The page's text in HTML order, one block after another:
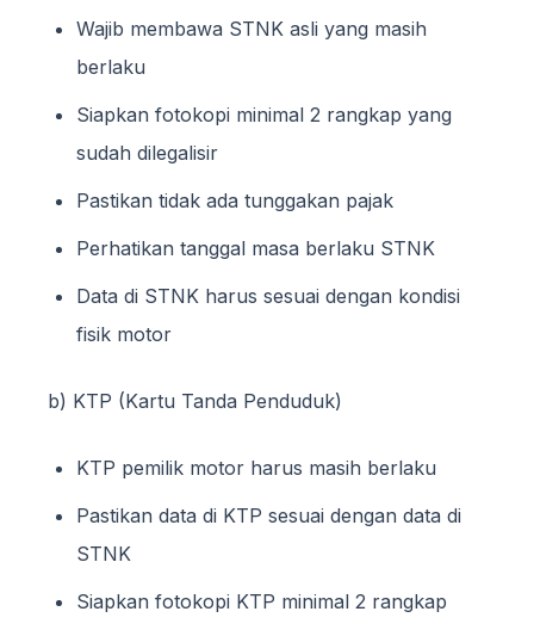
Wajib membawa STNK asli yang masih
berlaku
Siapkan fotokopi minimal 2 rangkap yang
sudah dilegalisir
Pastikan tidak ada tunggakan pajak
Perhatikan tanggal masa berlaku STNK
Data di STNK harus sesuai dengan kondisi
fisik motor
b) KTP (Kartu Tanda Penduduk)
KTP pemilik motor harus masih berlaku
Pastikan data di KTP sesuai dengan data di
STNK
Siapkan fotokopi KTP minimal 2 rangkap